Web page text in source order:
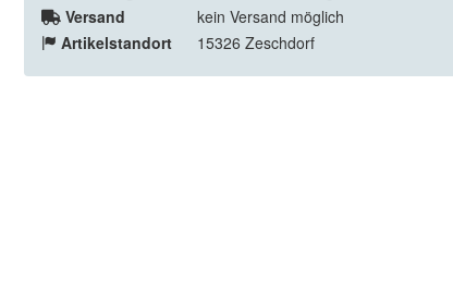
Versand
kein Versand möglich
Artikelstandort
15326 Zeschdorf